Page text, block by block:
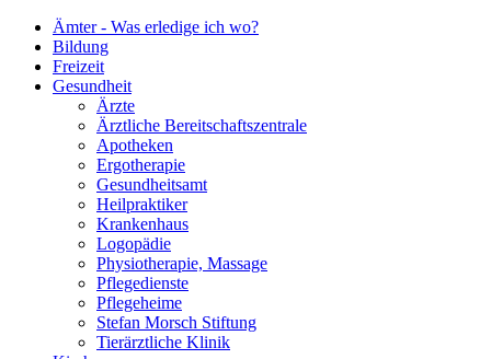
Ämter - Was erledige ich wo?
Bildung
Freizeit
Gesundheit
Ärzte
Ärztliche Bereitschaftszentrale
Apotheken
Ergotherapie
Gesundheitsamt
Heilpraktiker
Krankenhaus
Logopädie
Physiotherapie, Massage
Pflegedienste
Pflegeheime
Stefan Morsch Stiftung
Tierärztliche Klinik